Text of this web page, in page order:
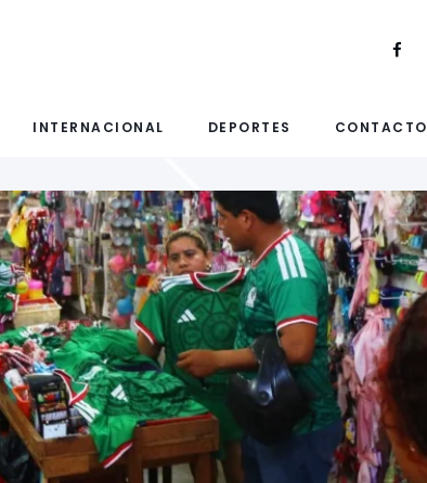
INTERNACIONAL DEPORTES CONTACTO